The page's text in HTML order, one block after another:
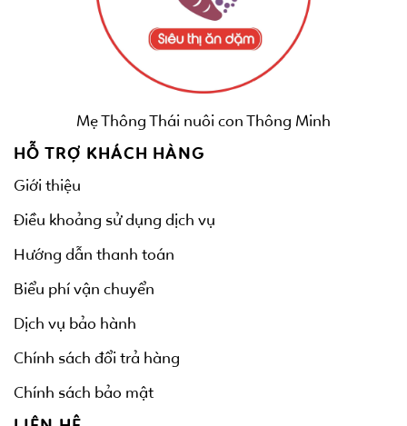
Mẹ Thông Thái nuôi con Thông Minh
HỖ TRỢ KHÁCH HÀNG
Giới thiệu
Điều khoảng sử dụng dịch vụ
Hướng dẫn thanh toán
Biểu phí vận chuyển
Dịch vụ bảo hành
Chính sách đổi trả hàng
Chính sách bảo mật